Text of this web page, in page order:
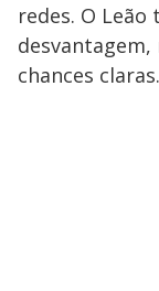
redes. O
chances claras.